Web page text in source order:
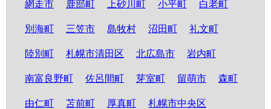
網走市 鹿部町 上砂川町 小平町 白老町
別海町 三笠市 島牧村 沼田町 礼文町
陸別町 札幌市清田区 北広島市 岩内町
南富良野町 佐呂間町 芽室町 留萌市 森町
由仁町 苫前町 厚真町 札幌市中央区